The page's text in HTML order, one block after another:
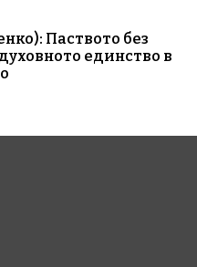
Паството без
единство в